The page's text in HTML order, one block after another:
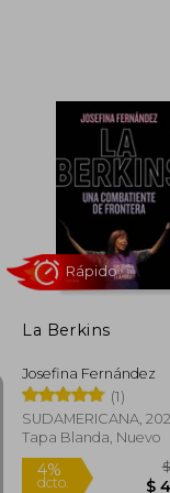
$ 47.499
$ 45.459
5%
La Berkins
Josefina Fernández
(1)
SUDAMERICANA,
Tapa Blanda, Nuevo